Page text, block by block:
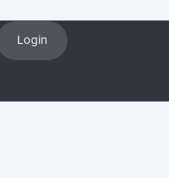
Login